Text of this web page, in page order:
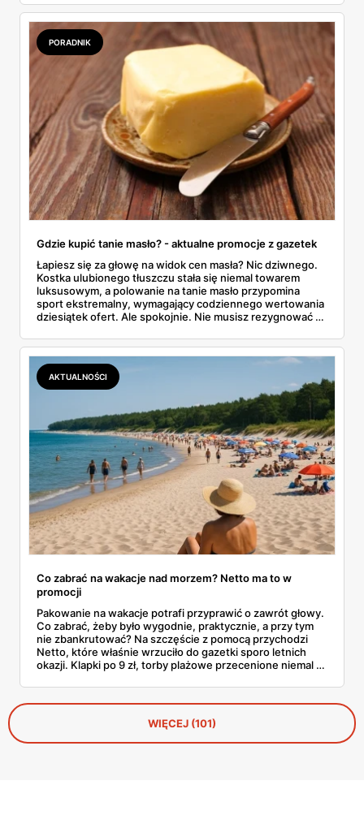
sezonowych pojawiają się zarówno klasyczne składniki,
jak i gotowe półprodukty, które realnie skracają czas
spędzony w kuchni. To rozwiązanie wygodne, ale też
przewidywalne pod względem jakości i ceny.
PORADNIK
Gdzie kupić tanie masło? - aktualne promocje z gazetek
Łapiesz się za głowę na widok cen masła? Nic dziwnego.
Kostka ulubionego tłuszczu stała się niemal towarem
luksusowym, a polowanie na tanie masło przypomina
sport ekstremalny, wymagający codziennego wertowania
dziesiątek ofert. Ale spokojnie. Nie musisz rezygnować z
największych sklepów, od Biedronki po Lidla, i
podpowiemy, jak skutecznie tropić okazje w gazetkach
promocyjnych. Koniec z przepłacaniem.
AKTUALNOŚCI
Co zabrać na wakacje nad morzem? Netto ma to w
promocji
Pakowanie na wakacje potrafi przyprawić o zawrót głowy.
Co zabrać, żeby było wygodnie, praktycznie, a przy tym
nie zbankrutować? Na szczęście z pomocą przychodzi
Netto, które właśnie wrzuciło do gazetki sporo letnich
okazji. Klapki po 9 zł, torby plażowe przecenione niemal o
wszystko, co warto mieć w walizce, czeka w
promocyjnych cenach. I to jeszcze przed sezonem
urlopowym! Sprawdziliśmy, co konkretnie opłaca się teraz
wrzucić do koszyka i zabrać ze sobą na piasek, fale i…
gofry z budki.
WIĘCEJ (101)